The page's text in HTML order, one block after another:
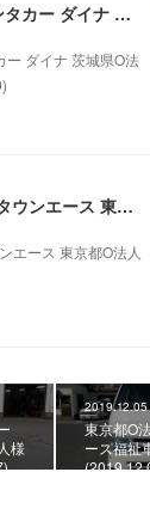
2トントラック 格安レンタカー ダイナ 茨城県O法人様ご利用事例(2026.03.30)
ー ダイナ 茨城県O法
商用車格安レンタカー タウンエース 東京都O法人様ご利用事例(2026.03.10)
エース 東京都O法人
様
東京都O
ース福祉